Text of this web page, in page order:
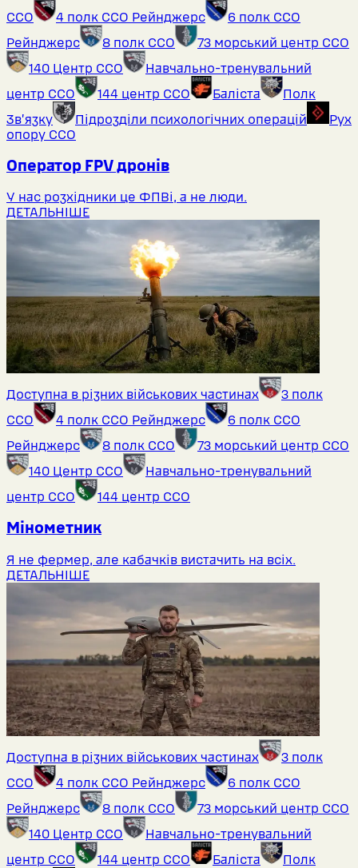
ССО
4 полк ССО Рейнджерс
6 полк ССО
Рейнджерс
8 полк ССО
73 морський центр ССО
140 Центр ССО
Навчально-тренувальний
центр ССО
144 центр ССО Баліста
Полк
Звʼязку
Підрозділи психологічних операцій
Рух
опору ССО
Оператор FPV дронів
У нас розхідники це ФПВі, а не люди.
ДЕТАЛЬНІШЕ
Доступна в різних військових частинах
3 полк
ССО
4 полк ССО Рейнджерс
6 полк ССО
Рейнджерс
8 полк ССО
73 морський центр ССО
140 Центр ССО
Навчально-тренувальний
центр ССО
144 центр ССО
Мінометник
Я не фермер, але кабачків вистачить на всіх.
ДЕТАЛЬНІШЕ
Доступна в різних військових частинах
3 полк
ССО
4 полк ССО Рейнджерс
6 полк ССО
Рейнджерс
8 полк ССО
73 морський центр ССО
140 Центр ССО
Навчально-тренувальний
центр ССО
144 центр ССО Баліста
Полк